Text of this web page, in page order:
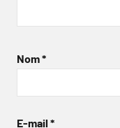
Nom*
E-mail *